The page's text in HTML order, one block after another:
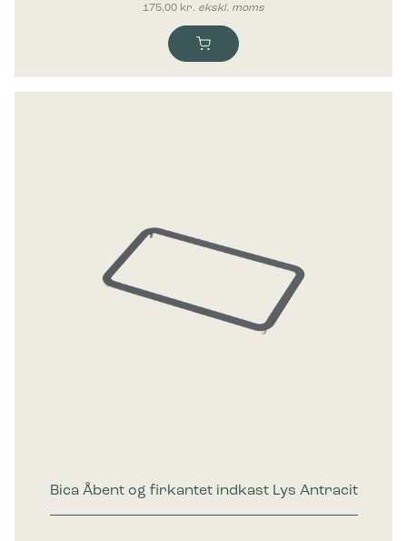
175,00 kr. ekskl. moms
Bica Åbent og firkantet indkast Lys Antracit